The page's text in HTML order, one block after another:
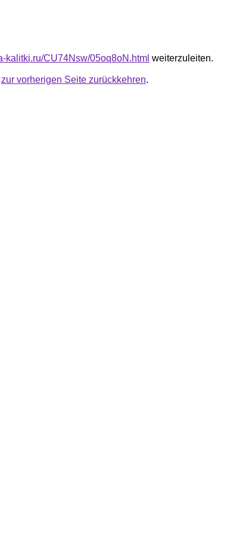
kalitki.ru/CU74Nsw/05oq8oN.html weiterzuleiten.
zur vorherigen Seite zurückkehren.